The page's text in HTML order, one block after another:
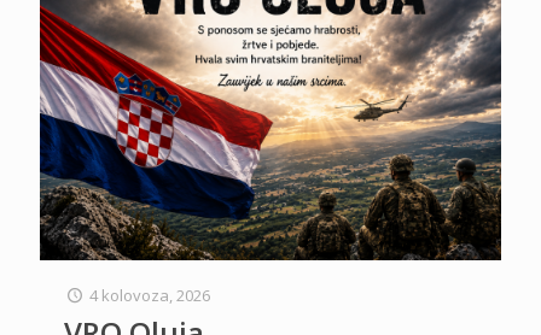
4 kolovoza, 2026